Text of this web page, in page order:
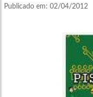
Publicado em: 02/04/2012